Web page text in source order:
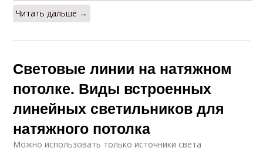
Читать дальше →
Световые линии на натяжном
потолке. Виды встроенных
линейных светильников для
натяжного потолка
Можно использовать только источники света